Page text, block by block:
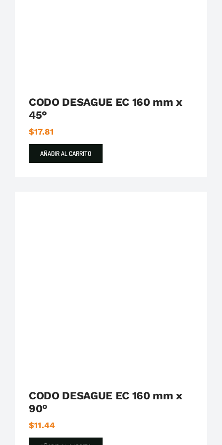
CODO DESAGUE EC 160 mm x
45°
$17.81
AÑADIR AL CARRITO
CODO DESAGUE EC 160 mm x
90°
$11.44